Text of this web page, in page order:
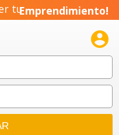
tuEmprendimiento!
